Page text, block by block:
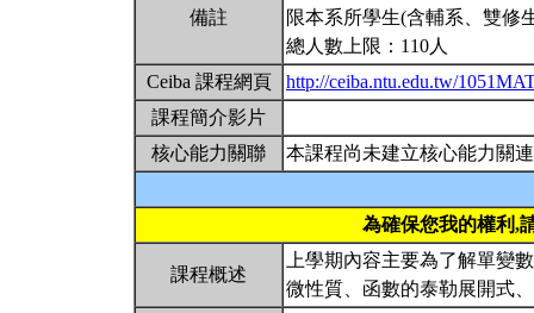
備註
限本系所學生(含輔系、雙修
總人數上限：110人
Ceiba 課程網頁
http://ceiba.ntu.edu.tw/
課程簡介影片
核心能力關聯
本課程尚未建立核心能力關連
為確保您我的權利,
課程概述
上學期內容主要為了解單變
微性質、函數的泰勒展開式